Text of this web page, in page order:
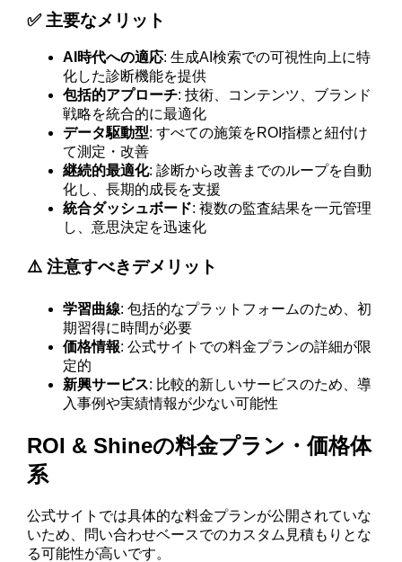
✅ 主要なメリット
AI時代への適応: 生成AI検索での可視性向上に特
化した診断機能を提供
包括的アプローチ: 技術、コンテンツ、ブランド
戦略を統合的に最適化
データ駆動型: すべての施策をROI指標と紐付け
て測定・改善
継続的最適化: 診断から改善までのループを自動
化し、長期的成長を支援
統合ダッシュボード: 複数の監査結果を一元管理
し、意思決定を迅速化
⚠️ 注意すべきデメリット
学習曲線: 包括的なプラットフォームのため、初
期習得に時間が必要
価格情報: 公式サイトでの料金プランの詳細が限
定的
新興サービス: 比較的新しいサービスのため、導
入事例や実績情報が少ない可能性
ROI & Shineの料金プラン・価格体
系
公式サイトでは具体的な料金プランが公開されていな
いため、問い合わせベースでのカスタム見積もりとな
る可能性が高いです。